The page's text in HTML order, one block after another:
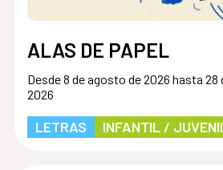
ALAS DE PAPEL
Desde 8 de agosto de 2026 hasta 28
2026
LETRAS INFANTIL /